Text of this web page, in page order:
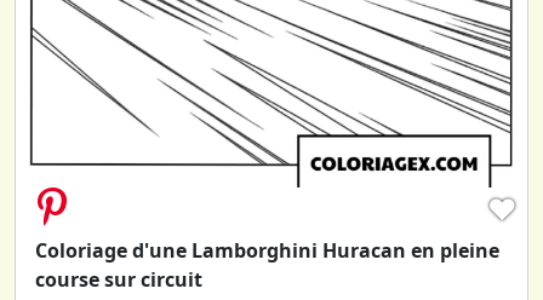
♥
Coloriage d'une Lamborghini Huracan en pleine
course sur circuit